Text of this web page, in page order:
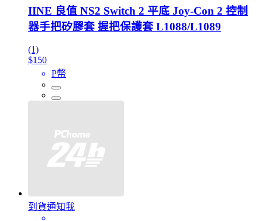
IINE 良值 NS2 Switch 2 平底 Joy-Con 2 控制
器手把矽膠套 握把保護套 L1088/L1089
(1)
$150
P幣
到貨通知我